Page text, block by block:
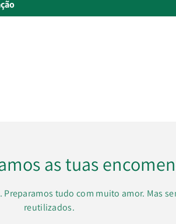
as tuas
Preparamos tudo com muito amor. Mas
reutilizados.